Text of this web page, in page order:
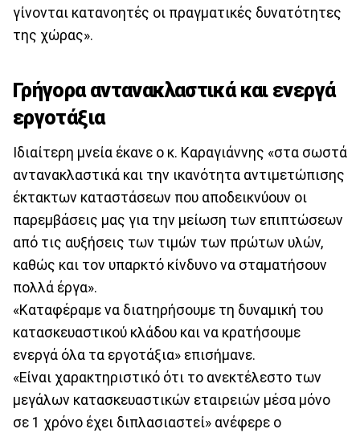
γίνονται κατανοητές οι πραγματικές δυνατότητες
της χώρας».
Γρήγορα αντανακλαστικά και ενεργά
εργοτάξια
Ιδιαίτερη μνεία έκανε ο κ. Καραγιάννης «στα σωστά
αντανακλαστικά και την ικανότητα αντιμετώπισης
έκτακτων καταστάσεων που αποδεικνύουν οι
παρεμβάσεις μας για την μείωση των επιπτώσεων
από τις αυξήσεις των τιμών των πρώτων υλών,
καθώς και τον υπαρκτό κίνδυνο να σταματήσουν
πολλά έργα».
«Καταφέραμε να διατηρήσουμε τη δυναμική του
κατασκευαστικού κλάδου και να κρατήσουμε
ενεργά όλα τα εργοτάξια» επισήμανε.
«Είναι χαρακτηριστικό ότι το ανεκτέλεστο των
μεγάλων κατασκευαστικών εταιρειών μέσα μόνο
σε 1 χρόνο έχει διπλασιαστεί» ανέφερε ο